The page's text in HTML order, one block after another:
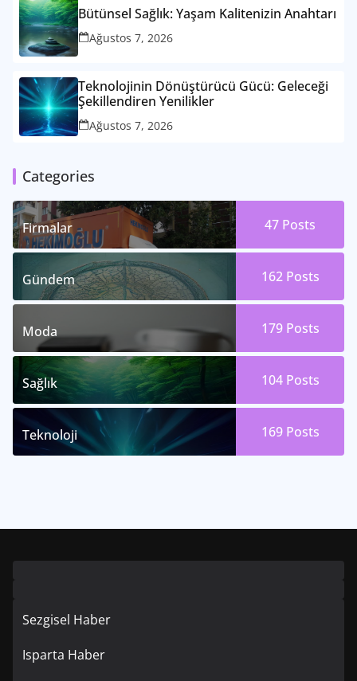
Bütünsel Sağlık: Yaşam Kalitenizin Anahtarı
Ağustos 7, 2026
Teknolojinin Dönüştürücü Gücü: Geleceği
Şekillendiren Yenilikler
Ağustos 7, 2026
Categories
Firmalar 47 Posts
Gündem 162 Posts
Moda 179 Posts
Sağlık 104 Posts
Teknoloji 169 Posts
Sezgisel Haber
Isparta Haber